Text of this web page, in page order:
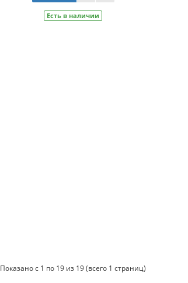
Есть в наличии
Показано с 1 по 19 из 19 (всего 1 страниц)